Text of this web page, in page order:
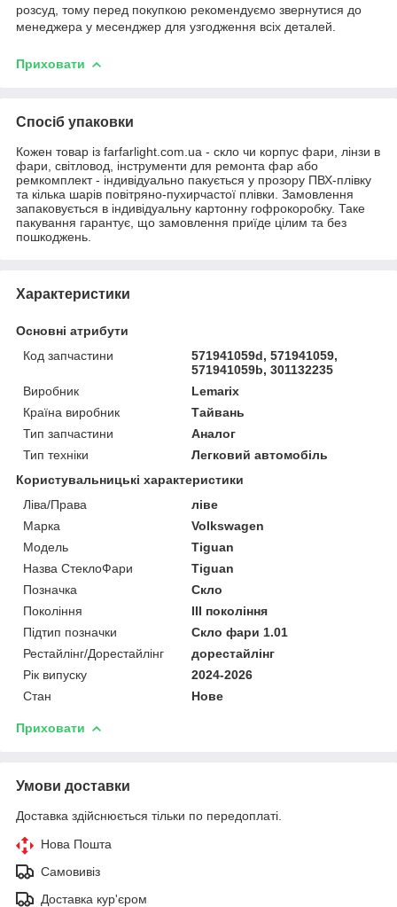
розсуд, тому перед покупкою рекомендуємо звернутися до
менеджера у месенджер для узгодження всіх деталей.
Приховати
Спосіб упаковки
Кожен товар із farfarlight.com.ua - скло чи корпус фари, лінзи в
фари, світловод, інструменти для ремонта фар або
ремкомплект - індивідуально пакується у прозору ПВХ-плівку
та кілька шарів повітряно-пухирчастої плівки. Замовлення
запаковується в індивідуальну картонну гофрокоробку. Таке
пакування гарантує, що замовлення приїде цілим та без
пошкоджень.
Характеристики
Основні атрибути
Код запчастини
571941059d, 571941059,
571941059b, 301132235
Виробник
Lemarix
Країна виробник
Тайвань
Тип запчастини
Аналог
Тип техніки
Легковий автомобіль
Користувальницькі характеристики
Ліва/Права
ліве
Марка
Volkswagen
Мoдель
Tiguan
Назва СтеклоФари
Tiguan
Позначка
Скло
Покоління
III покоління
Підтип позначки
Скло фари 1.01
Рестайлінг/Дорестайлінг
дорестайлінг
Рік випуску
2024-2026
Стан
Нове
Приховати
Умови доставки
Доставка здійснюється тільки по передоплаті.
Нова Пошта
Самовивіз
Доставка кур'єром